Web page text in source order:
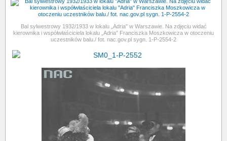
Bal sylwestrowy 1932/1933 w lokalu „Adria” w Warszawie. Na zdjęciu widać
kierownika i współwłaściciela lokalu „Adria” Franciszka Moszkowicza w otoczeniu
uczestników balu./ fot. nac.gov.pl sygn. 1-P-2554-2